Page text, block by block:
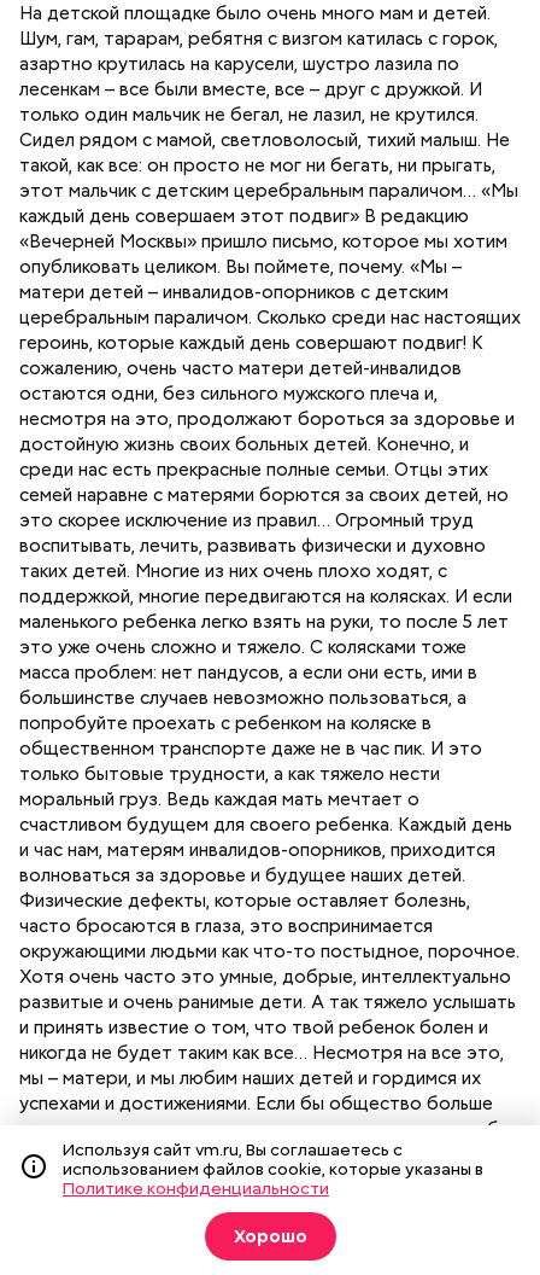
На детской площадке было очень много мам и детей.
Шум, гам, тарарам, ребятня с визгом катилась с горок,
азартно крутилась на карусели, шустро лазила по
лесенкам – все были вместе, все – друг с дружкой. И
только один мальчик не бегал, не лазил, не крутился.
Сидел рядом с мамой, светловолосый, тихий малыш. Не
такой, как все: он просто не мог ни бегать, ни прыгать,
этот мальчик с детским церебральным параличом… «Мы
каждый день совершаем этот подвиг» В редакцию
«Вечерней Москвы» пришло письмо, которое мы хотим
опубликовать целиком. Вы поймете, почему. «Мы –
матери детей – инвалидов-опорников с детским
церебральным параличом. Сколько среди нас настоящих
героинь, которые каждый день совершают подвиг! К
сожалению, очень часто матери детей-инвалидов
остаются одни, без сильного мужского плеча и,
несмотря на это, продолжают бороться за здоровье и
достойную жизнь своих больных детей. Конечно, и
среди нас есть прекрасные полные семьи. Отцы этих
семей наравне с матерями борются за своих детей, но
это скорее исключение из правил… Огромный труд
воспитывать, лечить, развивать физически и духовно
таких детей. Многие из них очень плохо ходят, с
поддержкой, многие передвигаются на колясках. И если
маленького ребенка легко взять на руки, то после 5 лет
это уже очень сложно и тяжело. С колясками тоже
масса проблем: нет пандусов, а если они есть, ими в
большинстве случаев невозможно пользоваться, а
попробуйте проехать с ребенком на коляске в
общественном транспорте даже не в час пик. И это
только бытовые трудности, а как тяжело нести
моральный груз. Ведь каждая мать мечтает о
счастливом будущем для своего ребенка. Каждый день
и час нам, матерям инвалидов-опорников, приходится
волноваться за здоровье и будущее наших детей.
Физические дефекты, которые оставляет болезнь,
часто бросаются в глаза, это воспринимается
окружающими людьми как что-то постыдное, порочное.
Хотя очень часто это умные, добрые, интеллектуально
развитые и очень ранимые дети. А так тяжело услышать
и принять известие о том, что твой ребенок болен и
никогда не будет таким как все… Несмотря на все это,
мы – матери, и мы любим наших детей и гордимся их
успехами и достижениями. Если бы общество больше
знало о таких семьях и таких детях, люди перестали бы
сторониться людей с внешними физическими дефектами
(а ведь даже телепередачи, которые рассказывают о
нас и наших проблемах, стоят в телевизионной сетке
рано утром в выходной или поздно ночью). Нам
кажется, что поднять авторитет матери можно на
Используя сайт vm.ru, Вы соглашаетесь с
использованием файлов cookie, которые указаны в
Политике конфиденциальности
Хорошо